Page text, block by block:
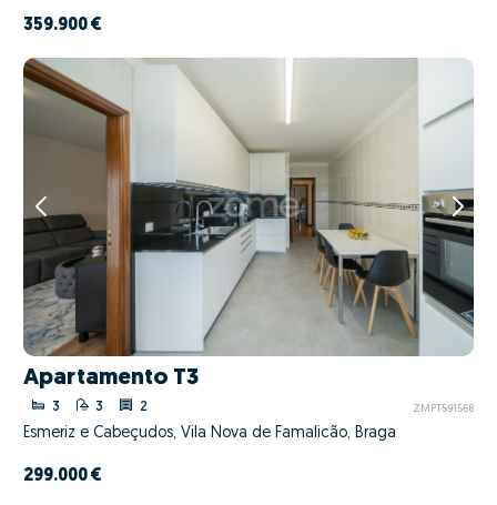
359.900 €
Apartamento T3
3 3 2 ZMPT591568
Esmeriz e Cabeçudos, Vila Nova de Famalicão, Braga
299.000 €